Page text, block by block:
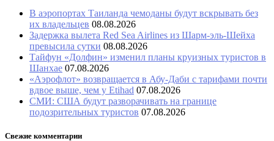
В аэропортах Таиланда чемоданы будут вскрывать без
их владельцев 08.08.2026
Задержка вылета Red Sea Airlines из Шарм-эль-Шейха
превысила сутки 08.08.2026
Тайфун «Долфин» изменил планы круизных туристов в
Шанхае 07.08.2026
«Аэрофлот» возвращается в Абу-Даби с тарифами почти
вдвое выше, чем у Etihad 07.08.2026
СМИ: США будут разворачивать на границе
подозрительных туристов 07.08.2026
Свежие комментарии